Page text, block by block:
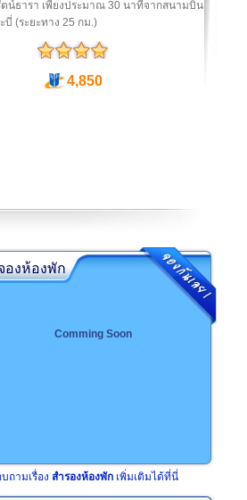
น์ธารา เพียงประมาณ 30 นาทีจากสนามบิน
(ระยะทาง 25 กม.)
4,850
องห้องพัก
Comming Soon
ถามเรื่อง สำรองห้องพัก เพิ่มเติมได้ที่นี่